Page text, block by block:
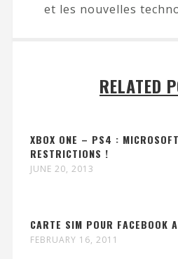
et les nouvelles
RELATED
XBOX ONE – PS4 :
RESTRICTIONS !
JUNE 20, 2013
CARTE SIM POUR FACEBOOK
FEBRUARY 16, 2011